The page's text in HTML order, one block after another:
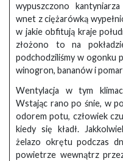
wypuszczono
wnet z ciężarówką
w jakie obfitują kraje
złożono to na
podchodziliśmy w ogonku
winogron, bananów i
Wentylacja w tym
Wstając rano po śnie, w
odorem potu, człowiek
kiedy się kładł.
żelazo okrętu podczas
powietrze wewnątrz